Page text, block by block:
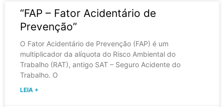
“FAP – Fator Acidentário de
Prevenção”
O Fator Acidentário de Prevenção (FAP) é um
multiplicador da alíquota do Risco Ambiental do
Trabalho (RAT), antigo SAT – Seguro Acidente do
Trabalho. O
LEIA +